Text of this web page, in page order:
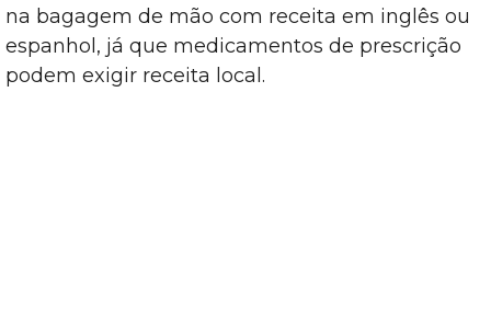
na bagagem de mão com receita em inglês ou
espanhol, já que medicamentos de prescrição
podem exigir receita local.